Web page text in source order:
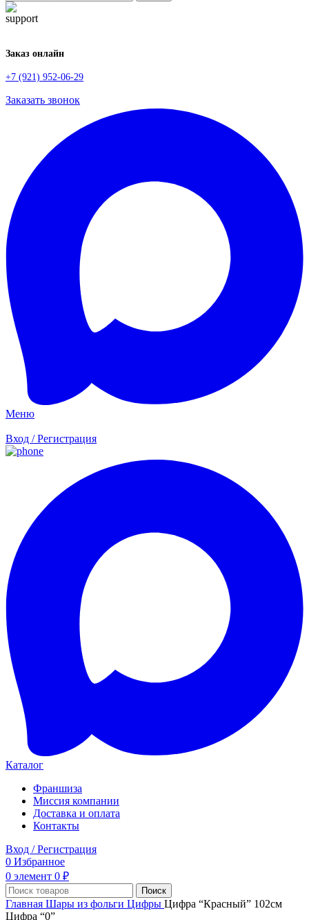
Заказ онлайн
+7 (921) 952-06-29
Заказать звонок
Меню
Вход / Регистрация
Каталог
Франшиза
Миссия компании
Доставка и оплата
Контакты
Вход / Регистрация
0 Избранное
0 элемент 0 ₽
Поиск
Главная Шары из фольги Цифры Цифра “Красный” 102см
Цифра “0”